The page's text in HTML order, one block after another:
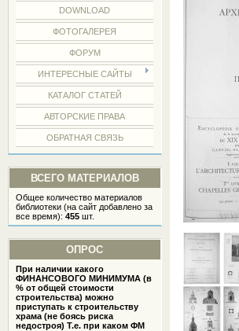
DOWNLOAD
ФОТОГАЛЕРЕЯ
ФОРУМ
ИНТЕРЕСНЫЕ САЙТЫ
КАТАЛОГ СТАТЕЙ
АВТОРСКИЕ ПРАВА
ОБРАТНАЯ СВЯЗЬ
ВСЕГО МАТЕРИАЛОВ
Общее количество материалов
библиотеки (на сайт добавлено за
все время):455 шт.
ОПРОС
При наличии какого
ФИНАНСОВОГО МИНИМУМА (в
% от общей стоимости
строительства) можно
приступать к строительству
храма (не боясь риска
недостроя) Т.е. при каком ФМ